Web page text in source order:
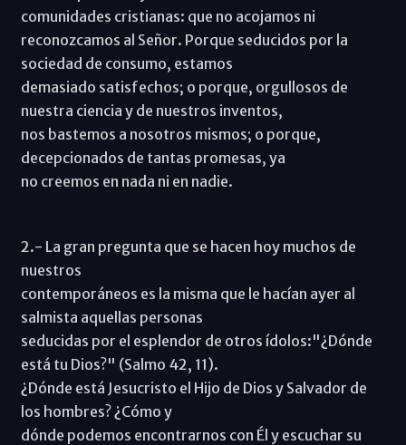
comunidades cristianas: que no acojamos ni
reconozcamos al Señor. Porque seducidos por la
sociedad de consumo, estamos
demasiado satisfechos; o porque, orgullosos de
nuestra ciencia y de nuestros inventos,
nos bastemos a nosotros mismos; o porque,
decepcionados de tantas promesas, ya
no creemos en nada ni en nadie.
2.- La gran pregunta que se hacen hoy muchos de
nuestros
contemporáneos es la misma que le hacían ayer al
salmista aquellas personas
seducidas por el esplendor de otros ídolos:"¿Dónde
está tu Dios?" (Salmo 42, 11).
¿Dónde está Jesucristo el Hijo de Dios y Salvador de
los hombres? ¿Cómo y
dónde podemos encontrarnos con Él y escuchar su